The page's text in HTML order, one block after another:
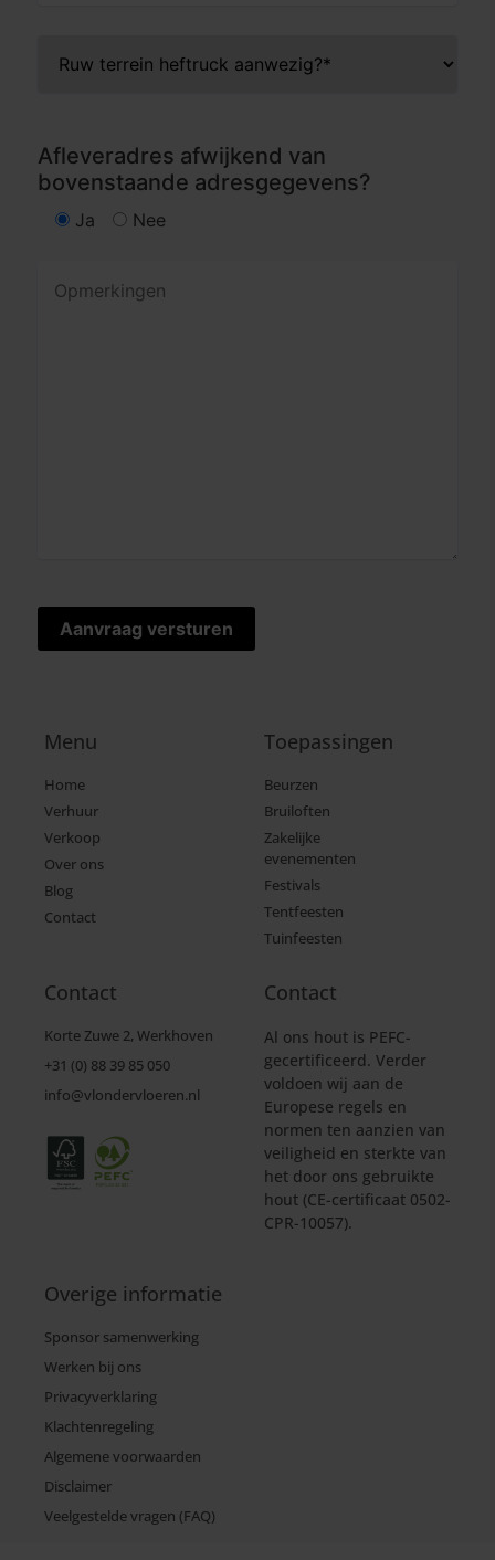
Afleveradres afwijkend van
bovenstaande adresgegevens?
Ja Nee
Menu
Home
Verhuur
Verkoop
Over ons
Blog
Contact
Toepassingen
Beurzen
Bruiloften
Zakelijke
evenementen
Festivals
Tentfeesten
Tuinfeesten
Contact
Korte Zuwe 2, Werkhoven
+31 (0) 88 39 85 050
info@vlondervloeren.nl
Contact
Al ons hout is PEFC-
gecertificeerd. Verder
voldoen wij aan de
Europese regels en
normen ten aanzien van
veiligheid en sterkte van
het door ons gebruikte
hout (CE-certificaat 0502-
CPR-10057).
Overige informatie
Sponsor samenwerking
Werken bij ons
Privacyverklaring
Klachtenregeling
Algemene voorwaarden
Disclaimer
Veelgestelde vragen (FAQ)